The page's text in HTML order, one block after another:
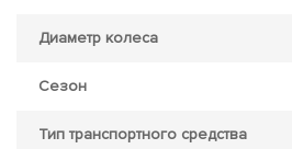
Диаметр колеса
Сезон
Тип транспортного средства